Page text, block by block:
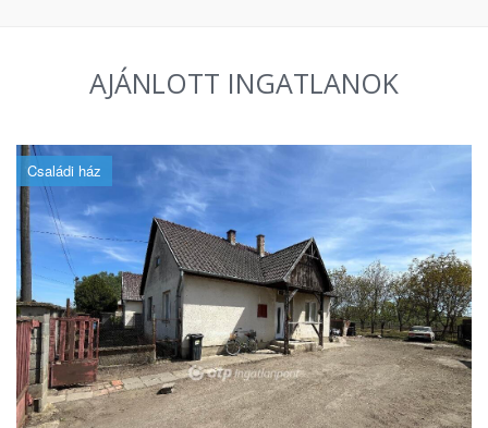
AJÁNLOTT INGATLANOK
Családi ház